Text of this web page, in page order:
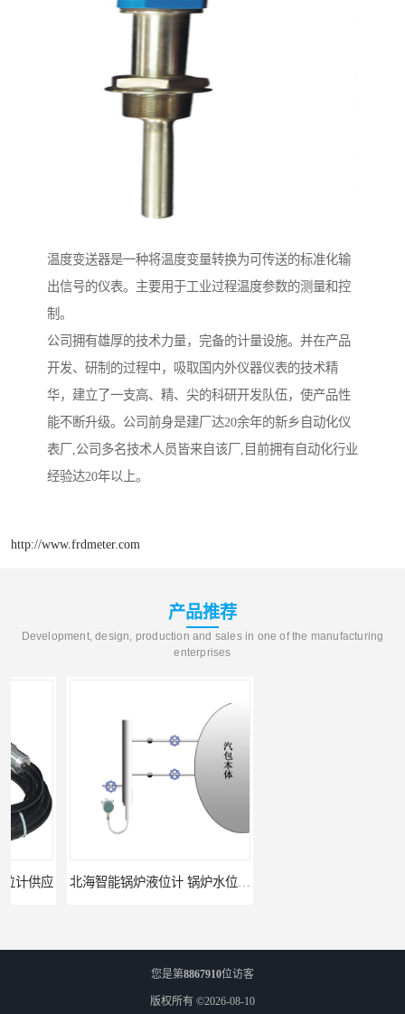
温度变送器是一种将温度变量转换为可传送的标准化输
出信号的仪表。主要用于工业过程温度参数的测量和控
制。
公司拥有雄厚的技术力量，完备的计量设施。并在产品
开发、研制的过程中，吸取国内外仪器仪表的技术精
华，建立了一支高、精、尖的科研开发队伍，使产品性
能不断升级。公司前身是建厂达20余年的新乡自动化仪
表厂,公司多名技术人员皆来自该厂,目前拥有自动化行业
经验达20年以上。
http://www.frdmeter.com
产品推荐
Development, design, production and sales in one of the manufacturing
enterprises
北海智能锅炉液位计 锅炉水位计厂商 自动适应自动校准
您是第8867910位访客
版权所有 ©2026-08-10